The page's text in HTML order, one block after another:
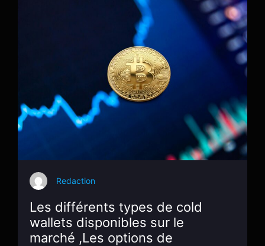
Redaction
Les différents types de cold
wallets disponibles sur le
marché ,Les options de